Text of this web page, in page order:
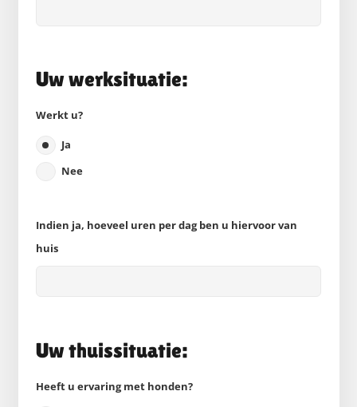
Uw werksituatie:
Werkt u?
Ja
Nee
Indien ja, hoeveel uren per dag ben u hiervoor van
huis
Uw thuissituatie:
Heeft u ervaring met honden?